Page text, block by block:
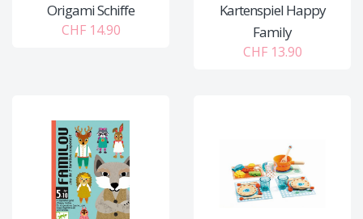
Origami Schiffe
CHF 14.90
Kartenspiel Happy
Family
CHF 13.90